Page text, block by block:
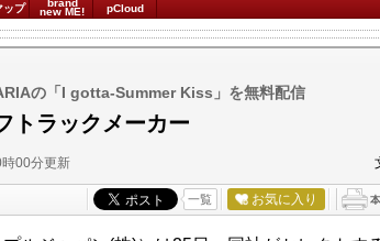
ップ brand
new ME! pCloud
の「I gotta-Summer Kiss」を無料配信
トラックメーカー
00分更新
一覧 お気に入り